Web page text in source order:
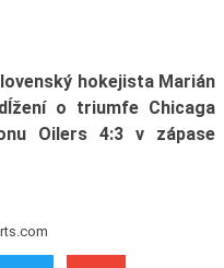
hokejista Marián
o triumfe Chicaga
Oilers 4:3 v zápase